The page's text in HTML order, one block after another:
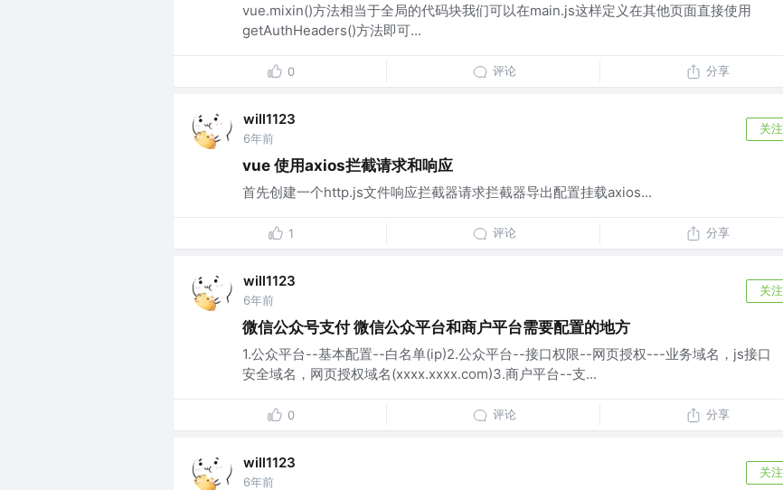
vue.mixin()方法相当于全局的代码块我们可以在main.js这样定义在其他页面直接使用
getAuthHeaders()方法即可...
0 评论 分享
will1123
6年前
关注
vue 使用axios拦截请求和响应
首先创建一个http.js文件响应拦截器请求拦截器导出配置挂载axios...
1 评论 分享
will1123
6年前
关注
微信公众号支付 微信公众平台和商户平台需要配置的地方
1.公众平台--基本配置--白名单(ip)2.公众平台--接口权限--网页授权---业务域名，js接口
安全域名，网页授权域名(xxxx.xxxx.com)3.商户平台--支...
0 评论 分享
will1123
6年前
关注